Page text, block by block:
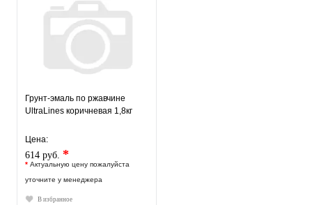
Грунт-эмаль по ржавчине
UltraLines коричневая 1,8кг
Цена:
614 руб. *
* Актуальную цену пожалуйста
уточните у менеджера
В избранное